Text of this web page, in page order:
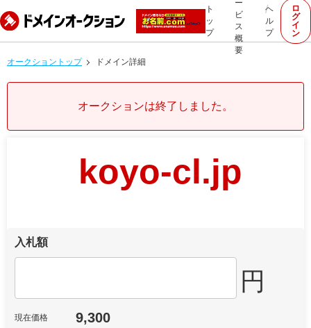
ト
ッ
プ
ー
ビ
ス
概
要
ヘ
ル
プ
ロ
グ
イ
ン
オークショントップ ドメイン詳細
オークションは終了しました。
koyo-cl.jp
入札額
円
現在価格 9,300